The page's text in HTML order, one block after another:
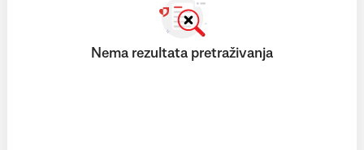
Nema rezultata pretraživanja